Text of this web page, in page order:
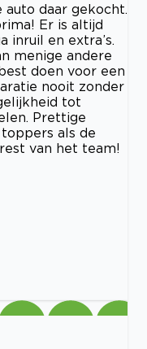
daar gekocht.
Er is altijd
inruil en extra’s.
menige andere
doen voor een
nooit zonder
tot
Prettige
als de
van het team!